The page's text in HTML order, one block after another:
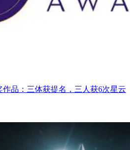
品：三体获提名，三人获6次星云